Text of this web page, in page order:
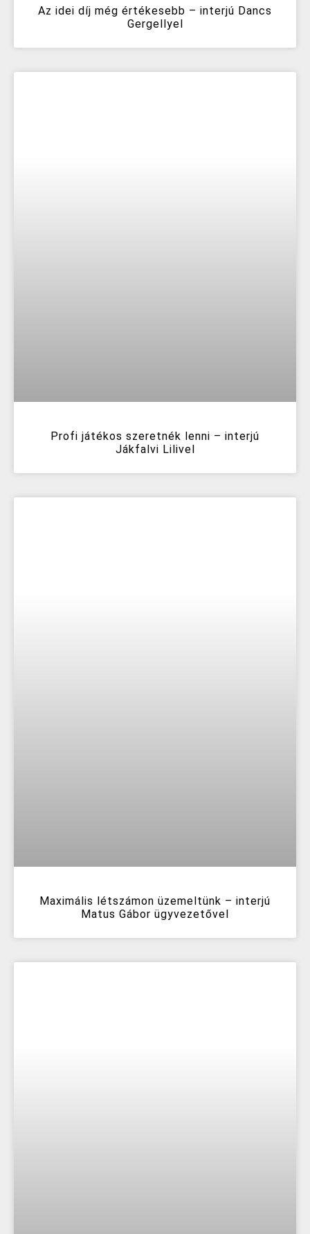
Az idei díj még értékesebb – interjú Dancs
Gergellyel
Profi játékos szeretnék lenni – interjú
Jákfalvi Lilivel
Maximális létszámon üzemeltünk – interjú
Matus Gábor ügyvezetővel